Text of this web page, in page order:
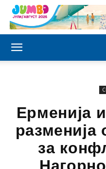
Ерменија
за